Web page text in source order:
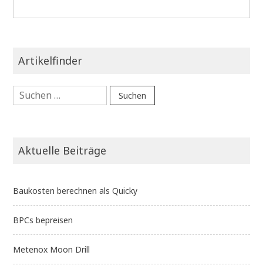
Artikelfinder
Suchen
nach:
Aktuelle Beiträge
Baukosten berechnen als Quicky
BPCs bepreisen
Metenox Moon Drill